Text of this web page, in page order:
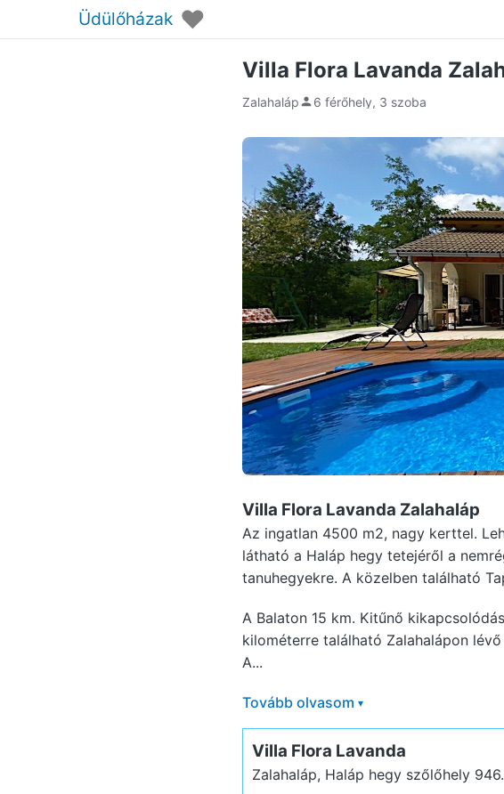
Üdülőházak ♥
Villa Flora Lavanda
Zalahaláp 6 férőhely, 3 szoba
Villa Flora Lavanda Zalahaláp
Az ingatlan 4500 m2, nagy kerttel.
látható a Haláp hegy tetejéről a
tanuhegyekre. A közelben található
A Balaton 15 km. Kitűnő
kilométerre található Zalahalápon
A...
Tovább olvasom ▾
Villa Flora Lavanda
Zalahaláp, Haláp hegy szőlőhely 946.